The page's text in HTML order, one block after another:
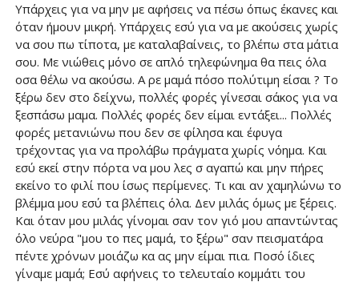
Υπάρχεις για να μην με αφήσεις να πέσω όπως έκανες και
όταν ήμουν μικρή. Υπάρχεις εσύ για να με ακούσεις χωρίς
να σου πω τίποτα, με καταλαβαίνεις, το βλέπω στα μάτια
σου. Με νιώθεις μόνο σε απλό τηλεφώνημα θα πεις όλα
οσα θέλω να ακούσω. Α ρε μαμά πόσο πολύτιμη είσαι ? Το
ξέρω δεν στο δείχνω, πολλές φορές γίνεσαι σάκος για να
ξεσπάσω μαμα. Πολλές φορές δεν είμαι εντάξει... Πολλές
φορές μετανιώνω που δεν σε φίλησα και έφυγα
τρέχοντας για να προλάβω πράγματα χωρίς νόημα. Και
εσύ εκεί στην πόρτα να μου λες σ αγαπώ και μην πήρες
εκείνο το φιλί που ίσως περίμενες. Τι και αν χαμηλώνω το
βλέμμα μου εσύ τα βλέπεις όλα. Δεν μιλάς όμως με ξέρεις.
Και όταν μου μιλάς γίνομαι σαν τον γιό μου απαντώντας
όλο νεύρα "μου το πες μαμά, το ξέρω" σαν πεισματάρα
πέντε χρόνων μοιάζω κα ας μην είμαι πια. Ποσό ίδιες
γίναμε μαμά; Εσύ αφήνεις το τελευταίο κομμάτι του